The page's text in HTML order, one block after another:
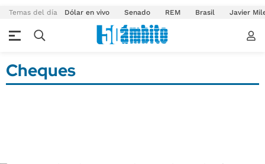
Temas del día Dólar en vivo Senado REM Brasil Javier
Cheques